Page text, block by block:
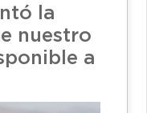
la
nuestro
a